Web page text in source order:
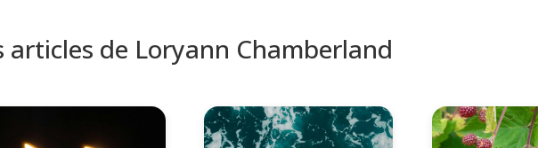
articles de Loryann Chamberland